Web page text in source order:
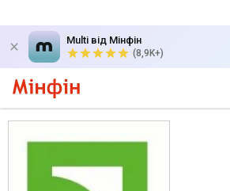
Multi від Мінфін
(8,9K+)